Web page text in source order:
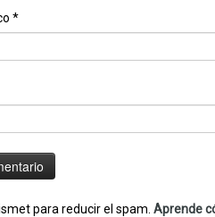
*
para reducir el spam. Aprende